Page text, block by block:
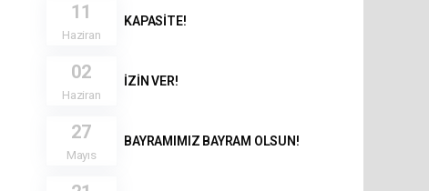
11
Haziran
KAPASİTE!
02
Haziran
İZİN VER!
27
Mayıs
BAYRAMIMIZ BAYRAM OLSUN!